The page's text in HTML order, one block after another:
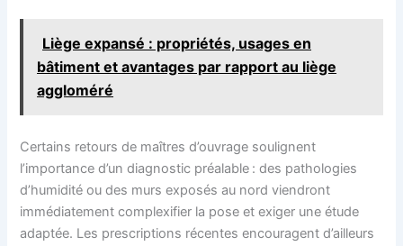
Liège expansé : propriétés, usages en
bâtiment et avantages par rapport au liège
aggloméré
Certains retours de maîtres d’ouvrage soulignent
l’importance d’un diagnostic préalable : des pathologies
d’humidité ou des murs exposés au nord viendront
immédiatement complexifier la pose et exiger une étude
adaptée. Les prescriptions récentes encouragent d’ailleurs